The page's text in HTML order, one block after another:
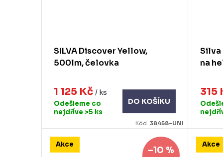
SILVA Discover Yellow,
500lm, čelovka
1 125 Kč / ks
Odešleme co
nejdříve >5 ks
DO KOŠÍKU
Kód:38458-UNI
Silva
na
315
Akce –10 % Akce